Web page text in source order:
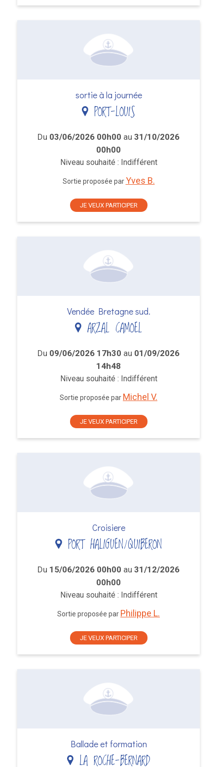
sortie à la journée
PORT-LOUIS
Du 03/06/2026 00h00 au 31/10/2026
00h00
Niveau souhaité : Indifférent
Sortie proposée parYves B.
JE VEUX PARTICIPER
Vendée Bretagne sud.
ARZAL CAMOEL
Du 09/06/2026 17h30 au 01/09/2026
14h48
Niveau souhaité : Indifférent
Sortie proposée par Michel V.
JE VEUX PARTICIPER
Croisiere
PORT HALIGUEN/QUIBERON
Du 15/06/2026 00h00 au 31/12/2026
00h00
Niveau souhaité : Indifférent
Sortie proposée par Philippe L.
JE VEUX PARTICIPER
Ballade et formation
LA ROCHE-BERNARD